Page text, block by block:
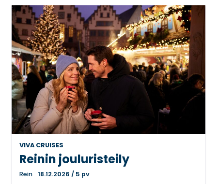
VIVA CRUISES
Reinin jouluristeily
Rein 18.12.2026 / 5 pv